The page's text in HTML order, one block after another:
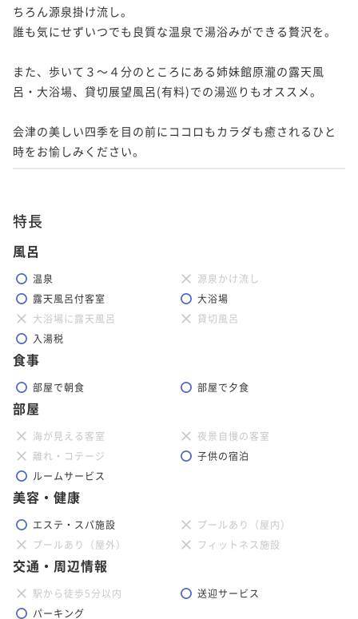
ちろん源泉掛け流し。
誰も気にせずいつでも良質な温泉で湯浴みができる贅沢を。
また、歩いて３～４分のところにある姉妹館原瀧の露天風
呂・大浴場、貸切展望風呂(有料)での湯巡りもオススメ。
会津の美しい四季を目の前にココロもカラダも癒されるひと
時をお愉しみください。
特長
風呂
温泉
源泉かけ流し
露天風呂付客室
大浴場
大浴場に露天風呂
貸切風呂
入湯税
食事
部屋で朝食 部屋で夕食
部屋
海が見える客室
夜景自慢の客室
離れ・コテージ
子供の宿泊
ルームサービス
美容・健康
エステ・スパ施設
プールあり（屋内）
プールあり（屋外）
フィットネス施設
交通・周辺情報
駅から徒歩5分以内
送迎サービス
パーキング